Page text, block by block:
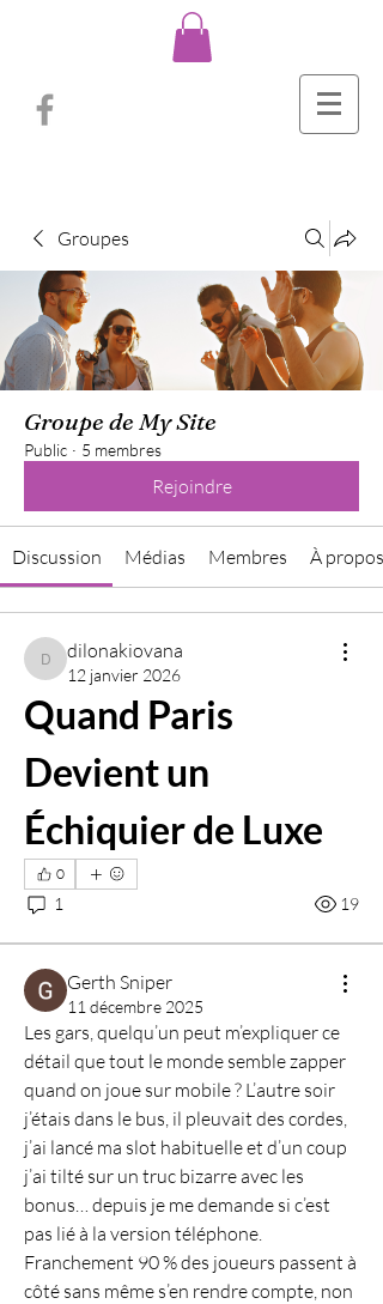
Groupes
Groupe de My Site
Public · 5 membres
Rejoindre
Discussion Médias Membres À propos
dilonakiovana
dilonakiovana
12 janvier 2026
Quand Paris
Devient un
Échiquier de Luxe
0
1 19
Gerth Sniper
11 décembre 2025
Les gars, quelqu’un peut m’expliquer ce
détail que tout le monde semble zapper
quand on joue sur mobile ? L’autre soir
j’étais dans le bus, il pleuvait des cordes,
j’ai lancé ma slot habituelle et d’un coup
j’ai tilté sur un truc bizarre avec les
bonus… depuis je me demande si c’est
pas lié à la version téléphone.
Franchement 90 % des joueurs passent à
côté sans même s’en rendre compte, non